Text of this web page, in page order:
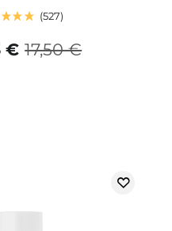
527
17,50 €
€